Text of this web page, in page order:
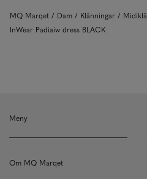
MQ Marqet Dam Klänningar
InWear Padiaiw dress BLACK
Meny
Om MQ Marqet